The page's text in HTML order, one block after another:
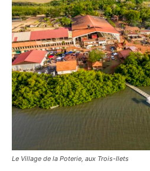
Le Village de la Poterie, aux Trois-Ilets